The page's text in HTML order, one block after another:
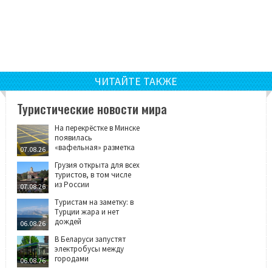
ЧИТАЙТЕ ТАКЖЕ
Туристические новости мира
07.08.26
На перекрёстке в Минске
появилась
«вафельная» разметка
07.08.26
Грузия открыта для всех
туристов, в том числе
из России
06.08.26
Туристам на заметку: в
Турции жара и нет
дождей
06.08.26
В Беларуси запустят
электробусы между
городами